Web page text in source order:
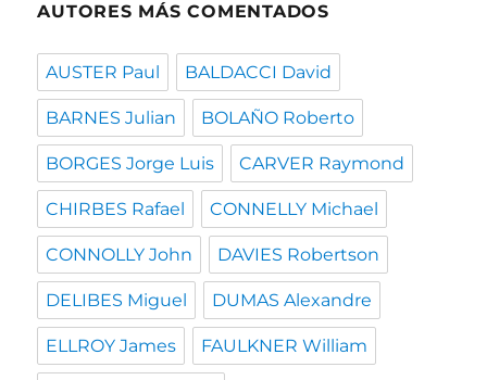
AUTORES MÁS COMENTADOS
AUSTER Paul BALDACCI David
BARNES Julian BOLAÑO Roberto
BORGES Jorge Luis CARVER Raymond
CHIRBES Rafael CONNELLY Michael
CONNOLLY John DAVIES Robertson
DELIBES Miguel DUMAS Alexandre
ELLROY James FAULKNER William